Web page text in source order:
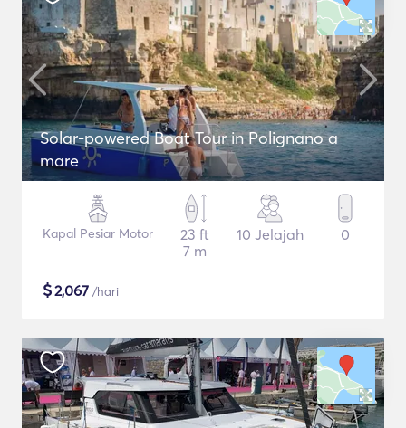
Solar-powered Boat Tour in Polignano a
mare
Kapal Pesiar Motor
23 ft
7 m
10 Jelajah 0
$2,067 /hari